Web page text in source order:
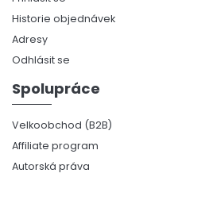
Historie objednávek
Adresy
Odhlásit se
Spolupráce
Velkoobchod (B2B)
Affiliate program
Autorská práva